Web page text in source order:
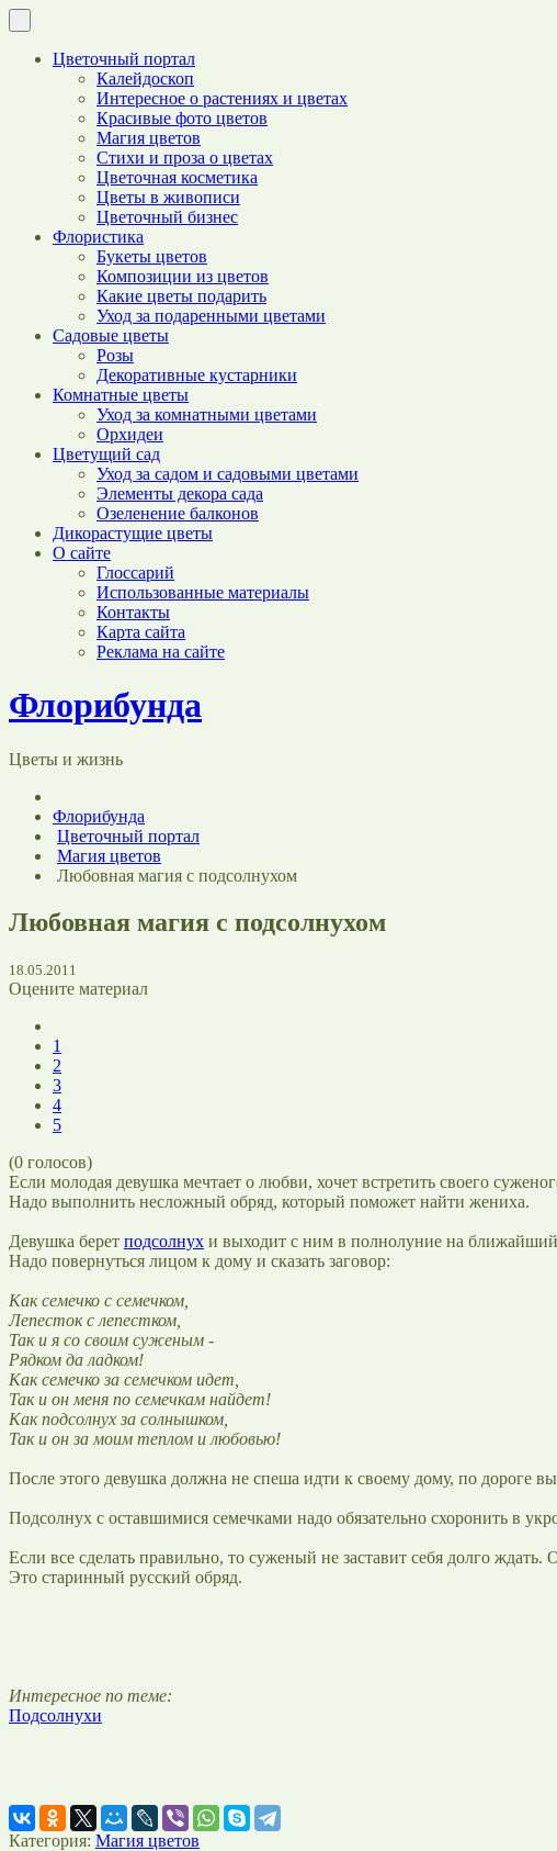
Цветочный портал
Калейдоскоп
Интересное о растениях и цветах
Красивые фото цветов
Магия цветов
Стихи и проза о цветах
Цветочная косметика
Цветы в живописи
Цветочный бизнес
Флористика
Букеты цветов
Композиции из цветов
Какие цветы подарить
Уход за подаренными цветами
Садовые цветы
Розы
Декоративные кустарники
Комнатные цветы
Уход за комнатными цветами
Орхидеи
Цветущий сад
Уход за садом и садовыми цветами
Элементы декора сада
Озеленение балконов
Дикорастущие цветы
О сайте
Глоссарий
Использованные материалы
Контакты
Карта сайта
Реклама на сайте
Флорибунда
Цветы и жизнь
Флорибунда
Цветочный портал
Магия цветов
Любовная магия с подсолнухом
Любовная магия с подсолнухом
18.05.2011
Оцените материал
1
2
3
4
5
(0 голосов)
Если молодая девушка мечтает о любви, хочет встретить своего
Надо выполнить несложный обряд, который поможет найти жениха.
Девушка берет подсолнух и выходит с ним в полнолуние на ближайший
Надо повернуться лицом к дому и сказать заговор:
Как семечко с семечком,
Лепесток с лепестком,
Так и я со своим суженым -
Рядком да ладком!
Как семечко за семечком идет,
Так и он меня по семечкам найдет!
Как подсолнух за солнышком,
Так и он за моим теплом и любовью!
После этого девушка должна не спеша идти к своему дому, по дороге
Подсолнух с оставшимися семечками надо обязательно схоронить в
Если все сделать правильно, то суженый не заставит себя долго
Это старинный русский обряд.
Интересное по теме:
Подсолнухи
Категория: Магия цветов